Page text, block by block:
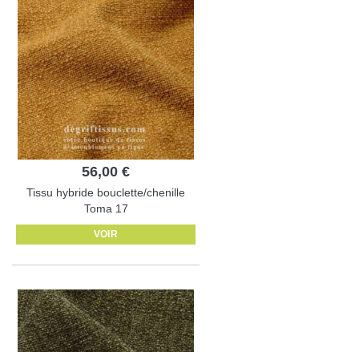
56,00 €
Tissu hybride bouclette/chenille
Toma 17
VOIR